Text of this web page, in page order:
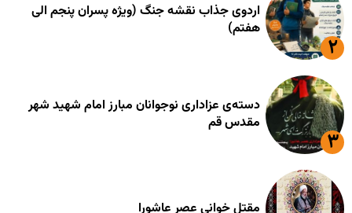
اردوی جذاب نقشه جنگ (ویژه پسران پنجم الی
هفتم)
دسته‌ی عزاداری نوجوانان مبارز امام شهید شهر
مقدس قم
مقتل خوانی عصر عاشورا